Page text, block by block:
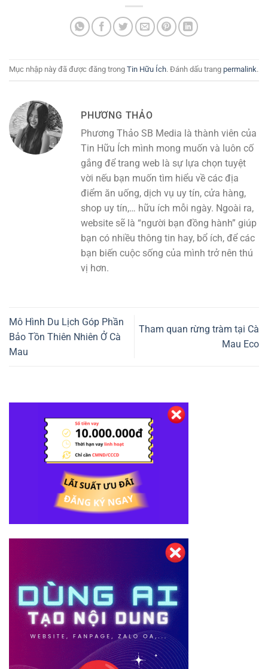
Mục nhập này đã được đăng trong Tin Hữu Ích. Đánh dấu trang permalink.
PHƯƠNG THẢO
Phương Thảo SB Media là thành viên của
Tin Hữu Ích mình mong muốn và luôn cố
gắng để trang web là sự lựa chọn tuyệt
vời nếu bạn muốn tìm hiểu về các địa
điểm ăn uống, dịch vụ uy tín, cửa hàng,
shop uy tín,… hữu ích mỗi ngày. Ngoài ra,
website sẽ là “người bạn đồng hành” giúp
bạn có nhiều thông tin hay, bổ ích, để các
bạn biến cuộc sống của mình trở nên thú
vị hơn.
Mô Hình Du Lịch Góp Phần
Bảo Tồn Thiên Nhiên Ở Cà
Mau
Tham quan rừng tràm tại Cà
Mau Eco